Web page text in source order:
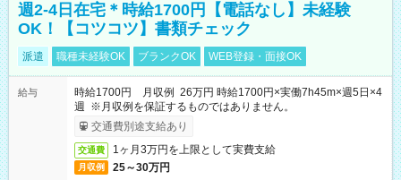
週2-4日在宅＊時給1700円【電話なし】未経験
OK！【コツコツ】書類チェック
派遣 職種未経験OK ブランクOK WEB登録・面接OK
給与
時給1700円 月収例 26万円 時給1700円×実働7h45m×週5日×4
週 ※月収例を保証するものではありません。
交通費別途支給あり
交通費 1ヶ月3万円を上限として実費支給
月収例 25～30万円